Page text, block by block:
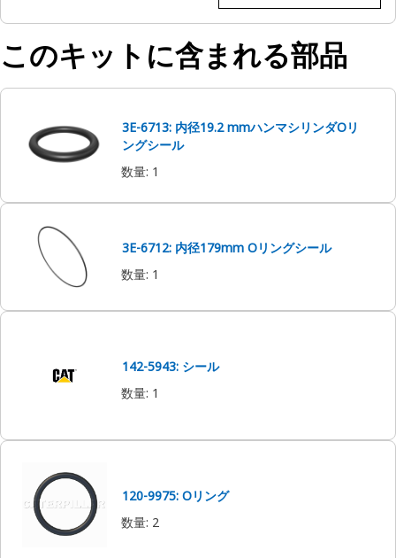
このキットに含まれる部品
3E-6713: 内径19.2 mmハンマシリンダOリ
ングシール
数量: 1
3E-6712: 内径179mm Oリングシール
数量: 1
142-5943: シール
数量: 1
120-9975: Oリング
数量: 2